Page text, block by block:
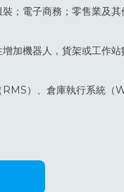
；電子商務；零售業及其
加機器人，貨架或工作站
RMS）、倉庫執行系統